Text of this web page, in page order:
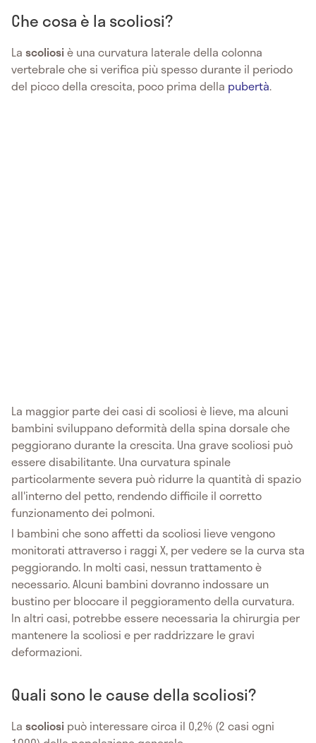
Che cosa è la scoliosi?
La scoliosiè una curvatura laterale della colonna
vertebrale che si verifica più spesso durante il periodo
del picco della crescita, poco prima della pubertà.
La maggior parte dei casi di scoliosi è lieve, ma alcuni
bambini sviluppano deformità della spina dorsale che
peggiorano durante la crescita. Una grave scoliosi può
essere disabilitante. Una curvatura spinale
particolarmente severa può ridurre la quantità di spazio
all'interno del petto, rendendo difficile il corretto
funzionamento dei polmoni.
I bambini che sono affetti da scoliosi lieve vengono
monitorati attraverso i raggi X, per vedere se la curva sta
peggiorando. In molti casi, nessun trattamento è
necessario. Alcuni bambini dovranno indossare un
bustino per bloccare il peggioramento della curvatura.
In altri casi, potrebbe essere necessaria la chirurgia per
mantenere la scoliosi e per raddrizzare le gravi
deformazioni.
Quali sono le cause della scoliosi?
La scoliosi può interessare circa il 0,2% (2 casi ogni